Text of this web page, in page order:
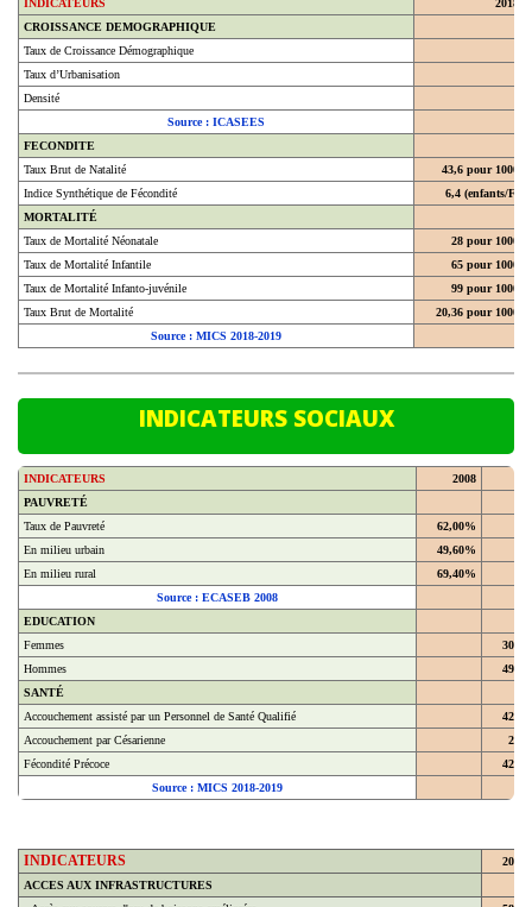
CROISSANCE DEMOGRAPHIQUE
Taux de Croissance Démographique
Taux d’Urbanisation
Densité
Source : ICASEES
FECONDITE
Taux Brut de Natalité
43,6 pour 1000
Indice Synthétique de Fécondité
6,4 (enfants/F)
MORTALITÉ
Taux de Mortalité Néonatale
28 pour 1000
Taux de Mortalité Infantile
65 pour 1000
Taux de Mortalité Infanto-juvénile
99 pour 1000
Taux Brut de Mortalité
20,36 pour 1000
Source : MICS 2018-2019
INDICATEURS SOCIAUX
INDICATEURS 2008
PAUVRETÉ
Taux de Pauvreté
62,00%
En milieu urbain
49,60%
En milieu rural
69,40%
Source : ECASEB 2008
EDUCATION
Femmes
Hommes
SANTÉ
Accouchement assisté par un Personnel de Santé Qualifié
Accouchement par Césarienne
Fécondité Précoce
Source : MICS 2018-2019
INDICATEURS
2018
ACCES AUX INFRASTRUCTURES
Accès aux sources d'eau de boissons améliorées